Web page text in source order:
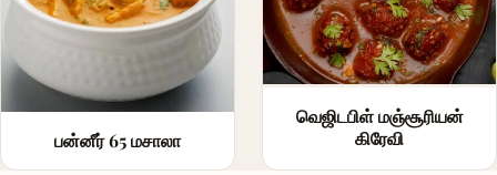
பன்னீர் 65 மசாலா
வெஜிடபிள் மஞ்சூரியன்
கிரேவி